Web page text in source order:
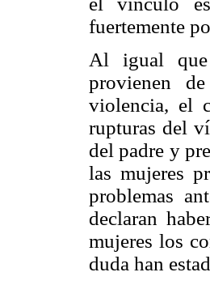
fuertemente
Al igual que
provienen
violencia, el
rupturas del
del padre y
las mujeres
problemas
declaran
mujeres los
duda han